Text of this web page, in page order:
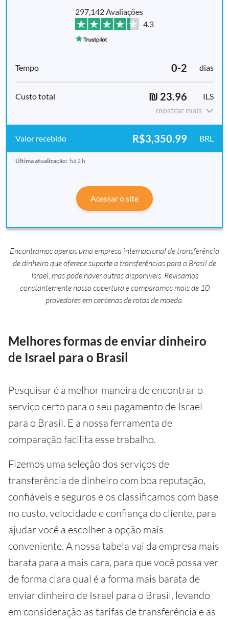
297,142 Avaliações
4.3
0-2 dias
₪ 23.96
ILS
mostrar mais
R$3,350.99 BRL
Última atualização: há 2 h
Acessar o site
Encontramos apenas uma empresa internacional de transferência
de dinheiro que oferece suporte a transferências para o Brasil de
Israel, mas pode haver outras disponíveis. Revisamos
constantemente nossa cobertura e comparamos mais de 10
provedores em centenas de rotas de moeda.
Melhores formas de enviar dinheiro
de Israel para o Brasil
Pesquisar é a melhor maneira de encontrar o
serviço certo para o seu pagamento de Israel
para o Brasil. E a nossa ferramenta de
comparação facilita esse trabalho.
Fizemos uma seleção dos serviços de
transferência de dinheiro com boa reputação,
confiáveis e seguros e os classificamos com base
no custo, velocidade e confiança do cliente, para
ajudar você a escolher a opção mais
conveniente. A nossa tabela vai da empresa mais
barata para a mais cara, para que você possa ver
de forma clara qual é a forma mais barata de
enviar dinheiro de Israel para o Brasil, levando
em consideração as tarifas de transferência e as